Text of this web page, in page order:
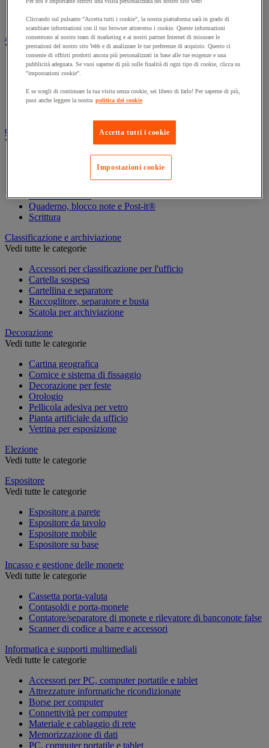
Carrello da ufficio
Libreria
Audiovisivi
Vedi tutte le categorie
Attrezzature audio e Hi-Fi
Connessione audio e video
Fotocamera, videocamera e binocolo
Insonorizzazione e registrazione professionali
Cancelleria e forniture per ufficio
Vedi tutte le categorie
Agenda, calendario e sottomano
Busta e smistamento della posta
Piccole forniture
Quaderno, blocco note e Post-it®
Scrittura
Classificazione e archiviazione
Vedi tutte le categorie
Accessori per classificazione per l'ufficio
Cartella sospesa
Cartellina e separatore
Raccoglitore, separatore e busta
Scatola per archiviazione
Decorazione
Vedi tutte le categorie
Cartina geografica
Cornice e sistema di fissaggio
Decorazione per feste
Orologio
Pellicola adesiva per vetro
Pianta artificiale da ufficio
Vetrina per esposizione
Elezione
Vedi tutte le categorie
Espositore
Vedi tutte le categorie
Espositore a parete
Espositore da tavolo
Espositore mobile
Espositore su base
Incasso e gestione delle monete
Vedi tutte le categorie
Cassetta porta-valuta
Contasoldi e porta-monete
Contatore/separatore di monete e rilevatore di banconote false
Scanner di codice a barre e accessori
Informatica e supporti multimediali
Vedi tutte le categorie
Accessori per PC, computer portatile e tablet
Attrezzature informatiche ricondizionate
Borse per computer
Connettività per computer
Materiale e cablaggio di rete
Memorizzazione di dati
PC, computer portatile e tablet
Cliccando sul pulsante "Accetta tutti i cookie", la nostra piattaforma sarà in grado di
scambiare informazioni con il tuo browser attraverso i cookie. Queste informazioni
consentono al nostro team di marketing e ai nostri partner Internet di misurare le
prestazioni del nostro sito Web e di analizzare le tue preferenze di acquisto. Questo ci
consente di offrirti prodotti ancora più personalizzati in base alle tue esigenze e una
pubblicità adeguata. Se vuoi saperne di più sulle finalità di ogni tipo di cookie, clicca su
"impostazioni cookie".
E se scegli di continuare la tua visita senza cookie, sei libero di farlo! Per saperne di più,
puoi anche leggere la nostra politica dei cookie
Accetta tutti i cookie
Impostazioni cookie